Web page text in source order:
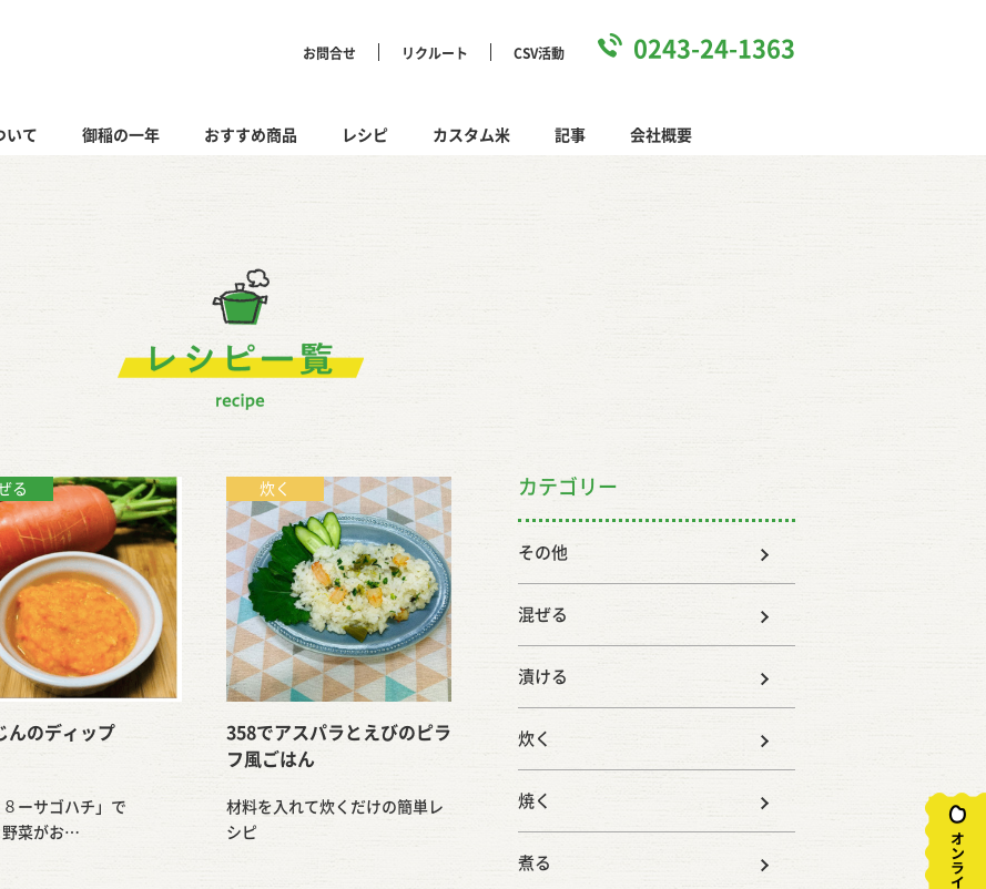
お問合せ リクルート CSV活動 0243-24-1363
いて 御稲の一年 おすすめ商品 レシピ カスタム米 記事 会社概要
る
んのディップ
８ーサゴハチ」で
野菜がお…
炊く
358でアスパラとえびのピラ
フ風ごはん
材料を入れて炊くだけの簡単レ
シピ
カテゴリー
その他
混ぜる
漬ける
炊く
焼く
煮る